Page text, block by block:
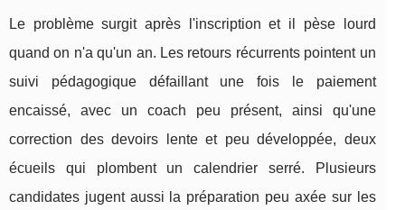
Le problème surgit après l'inscription et il pèse lourd
quand on n'a qu'un an. Les retours récurrents pointent un
suivi pédagogique défaillant une fois le paiement
encaissé, avec un coach peu présent, ainsi qu'une
correction des devoirs lente et peu développée, deux
écueils qui plombent un calendrier serré. Plusieurs
candidates jugent aussi la préparation peu axée sur les